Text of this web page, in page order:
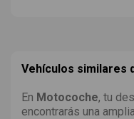
Vehículos similares
En Motocoche, tu
encontrarás una